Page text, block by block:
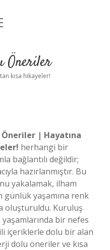
Öneriler
kısa hikayeler!
| Hayatına
herhangi bir
bağlantılı değildir;
hazırlanmıştır. Bu
yakalamak, ilham
günlük yaşamına renk
oluşturuldu. Kuruluş
yaşamlarında bir nefes
içeriklerle dolu bir alan
dolu öneriler ve kısa